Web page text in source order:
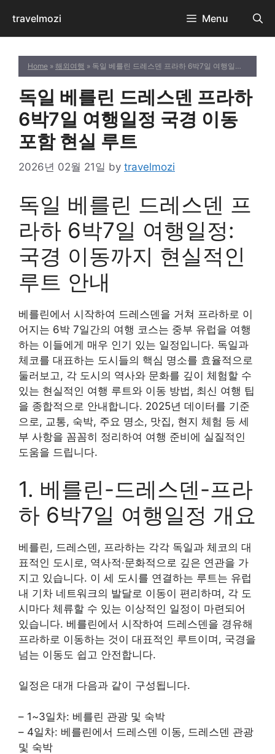
content
travelmozi Menu
Home » 해외여행 » 독일 베를린 드레스덴 프라하 6박7일 여행일정 국경 이동 포함 현실 루트
독일 베를린 드레스덴 프라하
6박7일 여행일정 국경 이동
포함 현실 루트
2026년 02월 21일 by travelmozi
독일 베를린 드레스덴 프
라하 6박7일 여행일정:
국경 이동까지 현실적인
루트 안내
베를린에서 시작하여 드레스덴을 거쳐 프라하로 이
어지는 6박 7일간의 여행 코스는 중부 유럽을 여행
하는 이들에게 매우 인기 있는 일정입니다. 독일과
체코를 대표하는 도시들의 핵심 명소를 효율적으로
둘러보고, 각 도시의 역사와 문화를 깊이 체험할 수
있는 현실적인 여행 루트와 이동 방법, 최신 여행 팁
을 종합적으로 안내합니다. 2025년 데이터를 기준
으로, 교통, 숙박, 주요 명소, 맛집, 현지 체험 등 세
부 사항을 꼼꼼히 정리하여 여행 준비에 실질적인
도움을 드립니다.
1. 베를린-드레스덴-프라
하 6박7일 여행일정 개요
베를린, 드레스덴, 프라하는 각각 독일과 체코의 대
표적인 도시로, 역사적·문화적으로 깊은 연관을 가
지고 있습니다. 이 세 도시를 연결하는 루트는 유럽
내 기차 네트워크의 발달로 이동이 편리하며, 각 도
시마다 체류할 수 있는 이상적인 일정이 마련되어
있습니다. 베를린에서 시작하여 드레스덴을 경유해
프라하로 이동하는 것이 대표적인 루트이며, 국경을
넘는 이동도 쉽고 안전합니다.
일정은 대개 다음과 같이 구성됩니다.
– 1~3일차: 베를린 관광 및 숙박
– 4일차: 베를린에서 드레스덴 이동, 드레스덴 관광
및 숙박